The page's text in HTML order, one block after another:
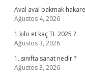
Aval aval bakmak
Ağustos 4, 2026
1 kilo et kaç TL 2025 ?
Ağustos 3, 2026
1. sınıfta sanat nedir ?
Ağustos 3, 2026